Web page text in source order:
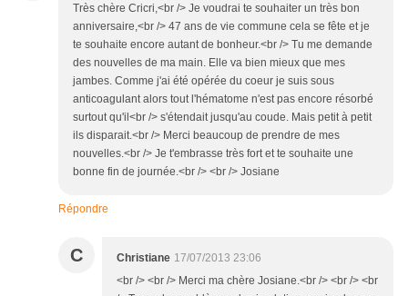
Très chère Cricri,<br /> Je voudrai te souhaiter un très bon
anniversaire,<br /> 47 ans de vie commune cela se fête et je
te souhaite encore autant de bonheur.<br /> Tu me demande
des nouvelles de ma main. Elle va bien mieux que mes
jambes. Comme j'ai été opérée du coeur je suis sous
anticoagulant alors tout l'hématome n'est pas encore résorbé
surtout qu'il<br /> s'étendait jusqu'au coude. Mais petit à petit
ils disparait.<br /> Merci beaucoup de prendre de mes
nouvelles.<br /> Je t'embrasse très fort et te souhaite une
bonne fin de journée.<br /> <br /> Josiane
Répondre
C Christiane 17/07/2013 23:06
<br /> <br /> Merci ma chère Josiane.<br /> <br /> <br